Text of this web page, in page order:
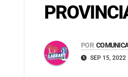
POR
SEP 15, 2022